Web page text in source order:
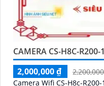
CAMERA CS-H8C-
2,000,000 ₫
Camera Wifi CS-H8c-